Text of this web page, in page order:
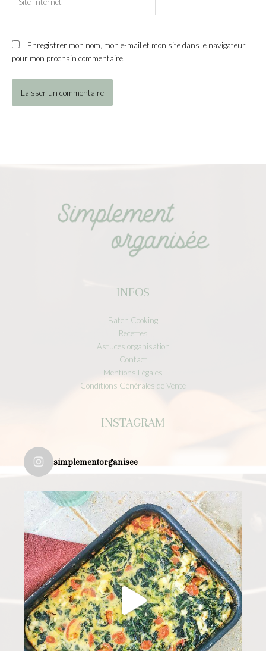
Internet
Enregistrer mon nom, mon e-mail et mon site dans le navigateur
pour mon prochain commentaire.
INFOS
Batch Cooking
Recettes
Astuces organisation
Contact
Mentions Légales
Conditions Générales de Vente
INSTAGRAM
simplementorganisee